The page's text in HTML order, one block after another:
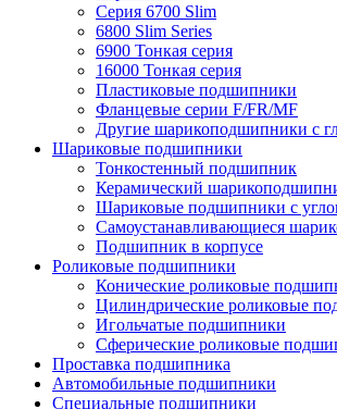
Серия 6700 Slim
6800 Slim Series
6900 Тонкая серия
16000 Тонкая серия
Пластиковые подшипники
Фланцевые серии F/FR/MF
Другие шарикоподшипники с
Шариковые подшипники
Тонкостенный подшипник
Керамический
Шариковые подшипники с
Самоустанавливающиеся
Подшипник в корпусе
Роликовые подшипники
Конические роликовые
Цилиндрические роликовые
Игольчатые подшипники
Сферические роликовые
Проставка подшипника
Автомобильные подшипники
Специальные подшипники